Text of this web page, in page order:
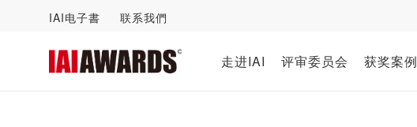
IAI电子書 联系我們
走进IAI 评审委员会 获奖案例